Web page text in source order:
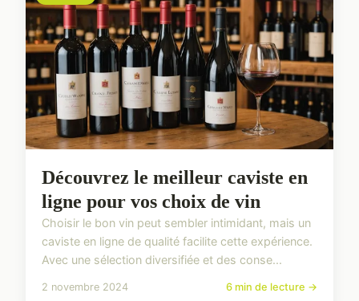
Découvrez le meilleur caviste en
ligne pour vos choix de vin
Choisir le bon vin peut sembler intimidant, mais un
caviste en ligne de qualité facilite cette expérience.
Avec une sélection diversifiée et des conse...
2 novembre 2024 6 min de lecture →